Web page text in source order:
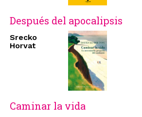
Después del apocalipsis
Srecko
Horvat
Caminar la vida